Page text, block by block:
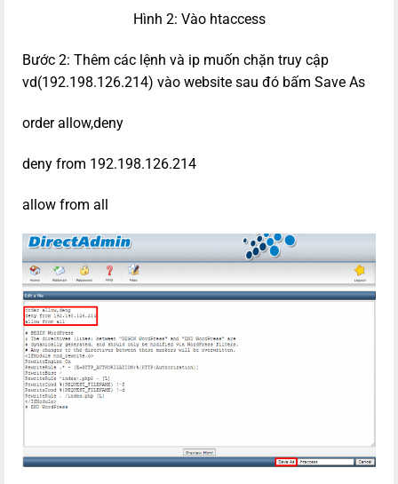
Hình 2: Vào htaccess
Bước 2: Thêm các lệnh và ip muốn chặn truy cập
vd(192.198.126.214) vào website sau đó bấm Save As
order allow,deny
deny from 192.198.126.214
allow from all